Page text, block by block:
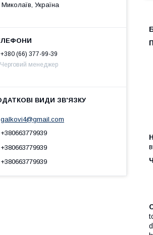
Миколаїв, Україна
+380 (66) 377-99-39
Черговий менеджер
galkovi4@gmail.com
+380663779939
+380663779939
+380663779939